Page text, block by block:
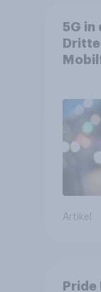
5G in
Artikel
Pride